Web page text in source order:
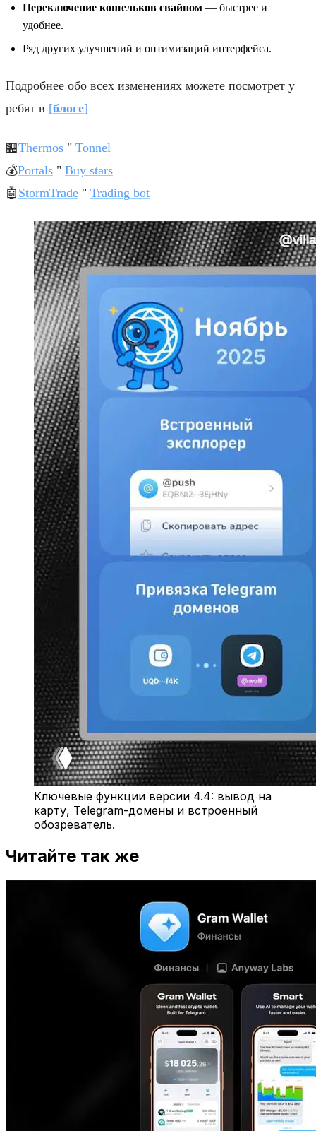
Переключение кошельков свайпом — быстрее и
удобнее.
Ряд других улучшений и оптимизаций интерфейса.
Подробнее обо всех изменениях можете посмотрет у
ребят в [блоге]
🏪Thermos " Tonnel
💰Portals " Buy stars
🤖 StormTrade " Trading bot
Ключевые функции версии 4.4: вывод на
карту, Telegram-домены и встроенный
обозреватель.
Читайте так же